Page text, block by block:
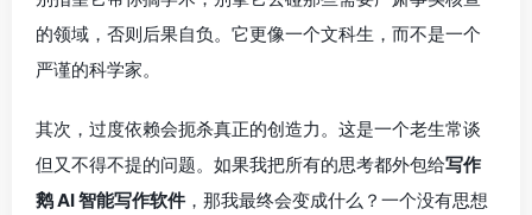
的领域，否则后果自负。它更像一个文科生，而不是一个
严谨的科学家。
其次，过度依赖会扼杀真正的创造力。这是一个老生常谈
但又不得不提的问题。如果我把所有的思考都外包给写作
鹅 AI 智能写作软件，那我最终会变成什么？一个没有思想